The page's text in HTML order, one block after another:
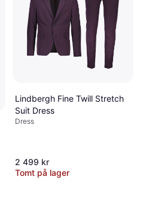
Lindbergh Fine Twill Stretch
Suit Dress
Dress
2 499 kr
Tomt på lager